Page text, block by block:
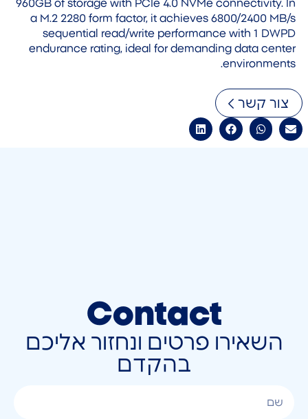
960GB of storage with PCIe 4.0 NVMe connectivity. In
a M.2 2280 form factor, it achieves 6800/2400 MB/s
sequential read/write performance with 1 DWPD
endurance rating, ideal for demanding data center
environments.
צור קשר
Contact
השאירו פרטים ונחזור אליכם
בהקדם